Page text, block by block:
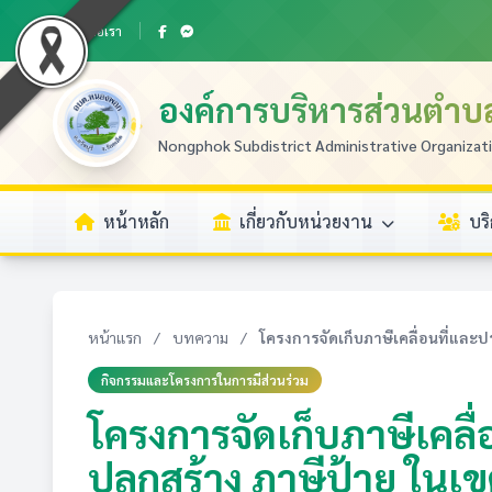
ติดต่อเรา
องค์การบริหารส่วนตำ
Nongphok Subdistrict Administrative
หน้าหลัก เกี่ยวกับหน่วยงาน บ
หน้าแรก / บทความ / โครงการจัดเก็บภาษีเคลื่อนที่และ
กิจกรรมและโครงการในการมีส่วนร่วม
โครงการจัดเก็บภาษีเ
ปลูกสร้าง ภาษีป้าย ใน